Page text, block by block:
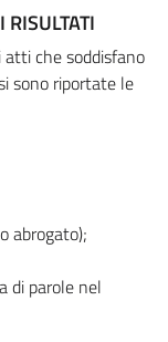
che soddisfano
sono riportate le
abrogato);
di parole nel